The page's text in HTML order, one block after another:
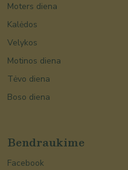
Moters diena
Kalėdos
Velykos
Motinos diena
Tėvo diena
Boso diena
Bendraukime
Facebook